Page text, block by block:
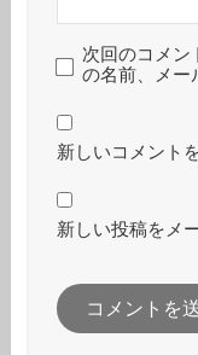
次回のコメン
の名前、メー
新しいコメント
新しい投稿をメ